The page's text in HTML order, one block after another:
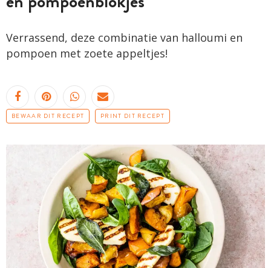
Verrassend, deze combinatie van halloumi en
pompoen met zoete appeltjes!
BEWAAR DIT RECEPT PRINT DIT RECEPT